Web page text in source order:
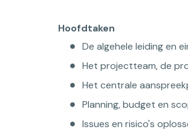
Hoofdtaken
De algehele leiding en
Het projectteam, de
Het centrale
Planning, budget en
Issues en risico's